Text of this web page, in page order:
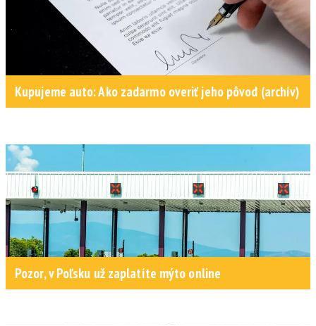
Kupujeme auto: Ako zadarmo overiť jeho pôvod (archív)
Pozor, v Poľsku už zaplatíte mýto online